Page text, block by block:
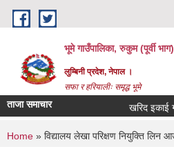
Skip to main content
भूमे गाउँपालिका, रुकुम (पूर्वी भाग)
लुम्बिनी प्रदेश, नेपाल ।
सफा र हरियालीः समृद्ध भूमे
ताजा समाचार खरिद इकाई गठन
You are here
Home » विद्यालय लेखा परिक्षण नियुक्ति लिन